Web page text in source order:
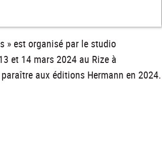
» est organisé par le studio
et 14 mars 2024 au Rize à
aux éditions Hermann en 2024.